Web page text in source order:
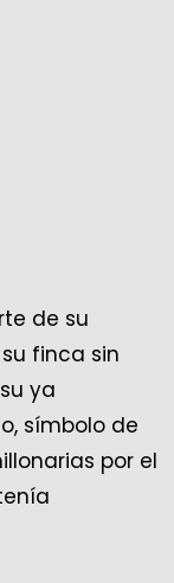
de su
finca sin
ya
símbolo de
por el